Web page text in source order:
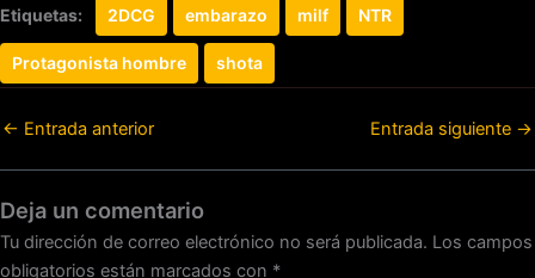
Etiquetas: 2DCG embarazo milf NTR
Protagonista hombre shota
← Entrada anterior Entrada siguiente →
Deja un comentario
Tu dirección de correo electrónico no será publicada. Los campos
obligatorios están marcados con *